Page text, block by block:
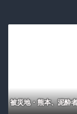
被災地・熊本、泥酔